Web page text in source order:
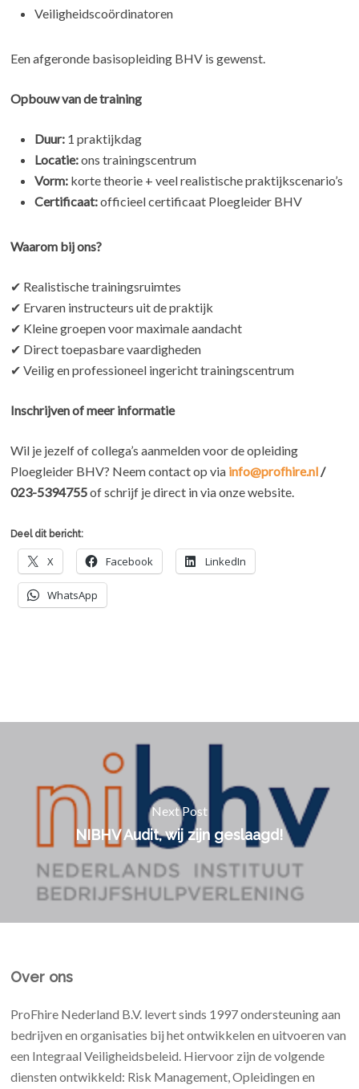
Veiligheidscoördinatoren
Een afgeronde basisopleiding BHV is gewenst.
Opbouw van de training
Duur: 1 praktijkdag
Locatie:ons trainingscentrum
Vorm: korte theorie + veel realistische praktijkscenario’s
Certificaat:officieel certificaat Ploegleider BHV
Waarom bij ons?
✔ Realistische trainingsruimtes
✔ Ervaren instructeurs uit de praktijk
✔ Kleine groepen voor maximale aandacht
✔ Direct toepasbare vaardigheden
✔ Veilig en professioneel ingericht trainingscentrum
Inschrijven of meer informatie
Wil je jezelf of collega’s aanmelden voor de opleiding
Ploegleider BHV? Neem contact op via info@profhire.nl /
023-5394755of schrijf je direct in via onze website.
Deel dit bericht:
X Facebook LinkedIn
WhatsApp
Next Post
NIBHV Audit, wij zijn geslaagd!
Over ons
ProFhire Nederland B.V. levert sinds 1997 ondersteuning aan
bedrijven en organisaties bij het ontwikkelen en uitvoeren van
een Integraal Veiligheidsbeleid. Hiervoor zijn de volgende
diensten ontwikkeld: Risk Management, Opleidingen en